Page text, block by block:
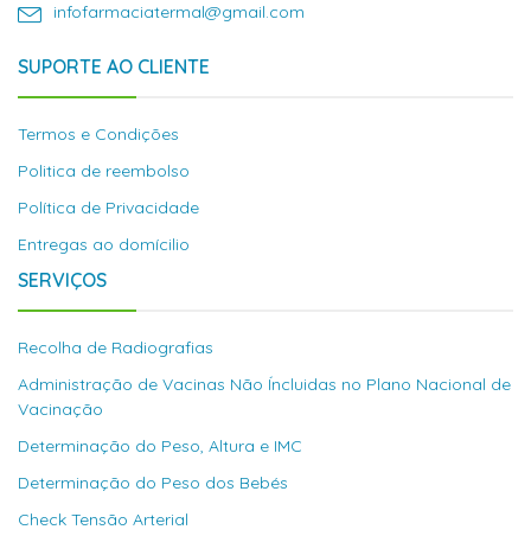
infofarmaciatermal@gmail.com
SUPORTE AO CLIENTE
Termos e Condições
Politica de reembolso
Política de Privacidade
Entregas ao domícilio
SERVIÇOS
Recolha de Radiografias
Administração de Vacinas Não Íncluidas no Plano Nacional de
Vacinação
Determinação do Peso, Altura e IMC
Determinação do Peso dos Bebés
Check Tensão Arterial